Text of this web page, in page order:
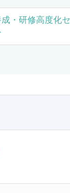
・研修高度化セ